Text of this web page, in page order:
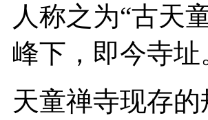
人称之为“古天
峰下，即今寺址
天童禅寺现存